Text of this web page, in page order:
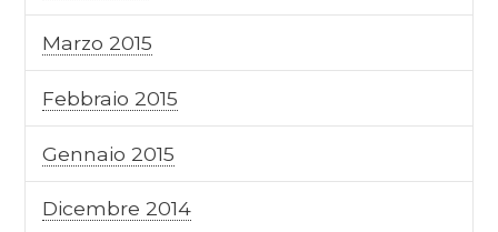
Marzo 2015
Febbraio 2015
Gennaio 2015
Dicembre 2014